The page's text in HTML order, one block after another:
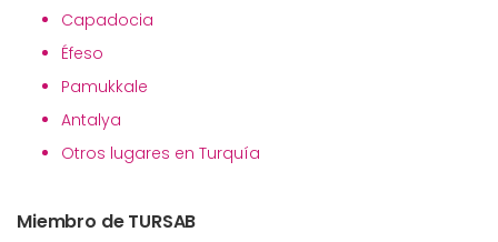
Capadocia
Éfeso
Pamukkale
Antalya
Otros lugares en Turquía
Miembro de TURSAB